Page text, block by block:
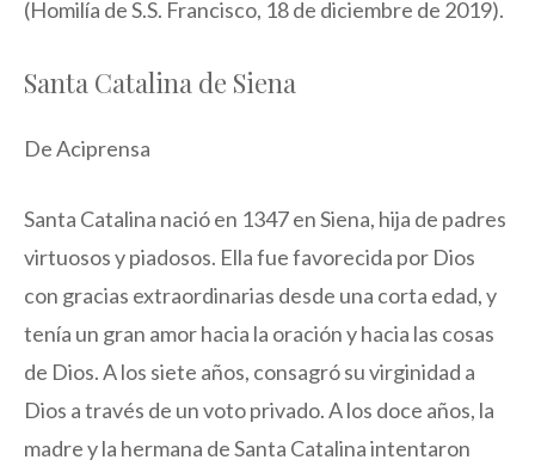
(Homilía de S.S. Francisco, 18 de diciembre de 2019).
Santa Catalina de Siena
De Aciprensa
Santa Catalina nació en 1347 en Siena, hija de padres
virtuosos y piadosos. Ella fue favorecida por Dios
con gracias extraordinarias desde una corta edad, y
tenía un gran amor hacia la oración y hacia las cosas
de Dios. A los siete años, consagró su virginidad a
Dios a través de un voto privado. A los doce años, la
madre y la hermana de Santa Catalina intentaron